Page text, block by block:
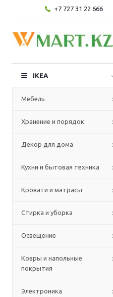
+7 727 31 22 666
IKEA
Мебель
Хранение и порядок
Декор для дома
Кухни и бытовая техника
Кровати и матрасы
Стирка и уборка
Освещение
Ковры и напольные
покрытия
Электроника